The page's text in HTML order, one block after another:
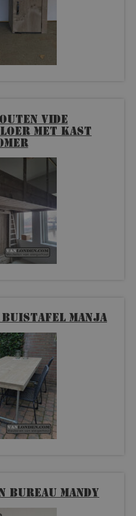
vide
met kast
Manja
bureau Mandy